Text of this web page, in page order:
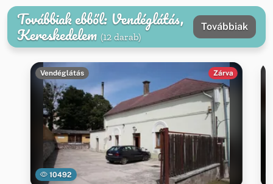
Továbbiak ebből: Vendéglátás,
Kereskedelem (12 darab)
Továbbiak
10492
Vendéglátás Zárva